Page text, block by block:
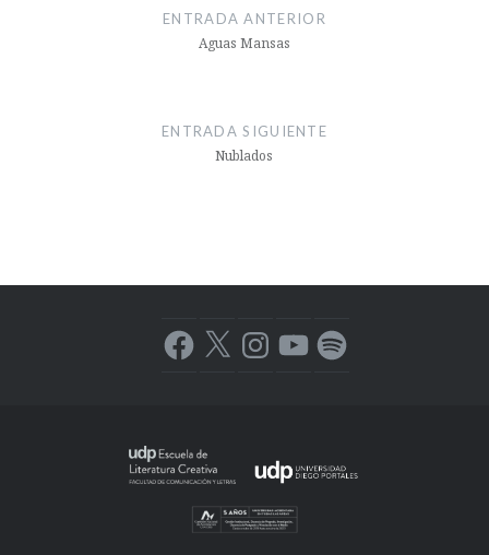
ENTRADA ANTERIOR
Aguas Mansas
ENTRADA SIGUIENTE
Nublados
Facebook
X InstagramYouTubeSpotify